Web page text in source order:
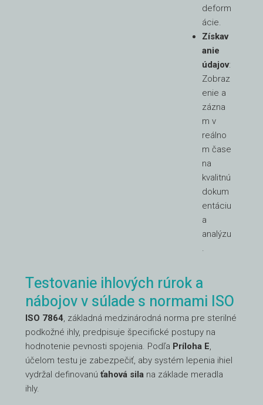
deform
ácie.
Získav
anie
údajov:
Zobraz
enie a
zázna
m v
reálno
m čase
na
kvalitnú
dokum
entáciu
a
analýzu
.
Testovanie ihlových rúrok a
nábojov v súlade s normami ISO
ISO 7864 , základná medzinárodná norma pre sterilné
podkožné ihly, predpisuje špecifické postupy na
hodnotenie pevnosti spojenia. Podľa Príloha E
účelom testu je zabezpečiť, aby systém lepenia ihiel
vydržal definovanúťahová sila na základe meradla
ihly.